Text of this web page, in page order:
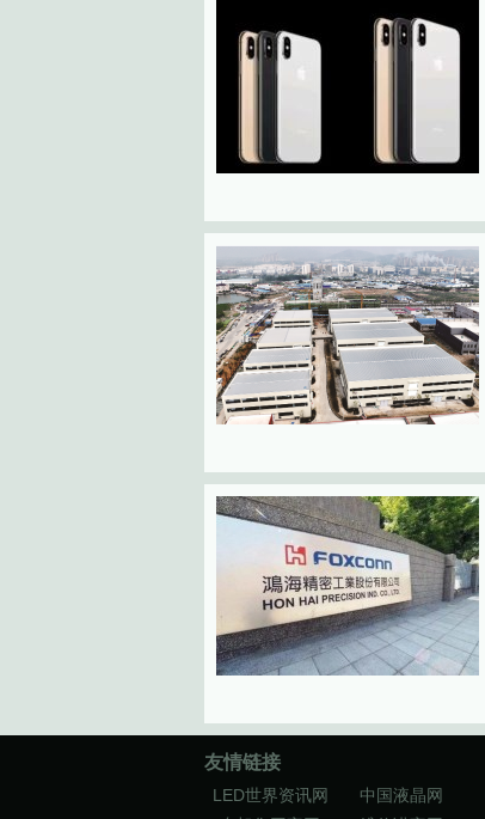
友情链接
LED世界资讯网 中国液晶网